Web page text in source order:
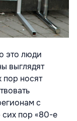
это люди
выглядят
пор носят
с
сих пор «80-е